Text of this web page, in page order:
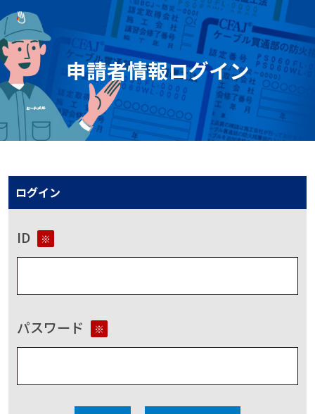
申請者情報ログイン
ログイン
ID ※
パスワード ※